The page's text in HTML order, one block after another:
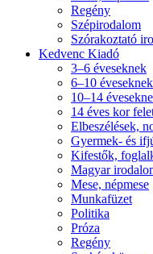
Regény
Szépirodalom
Szórakoztató
Kedvenc Kiadó
3–6 éveseknek
6–10 éveseknek
10–14
14 éves kor
Elbeszélések,
Gyermek- és
Kifestők,
Magyar
Mese, népmese
Munkafüzet
Politika
Próza
Regény